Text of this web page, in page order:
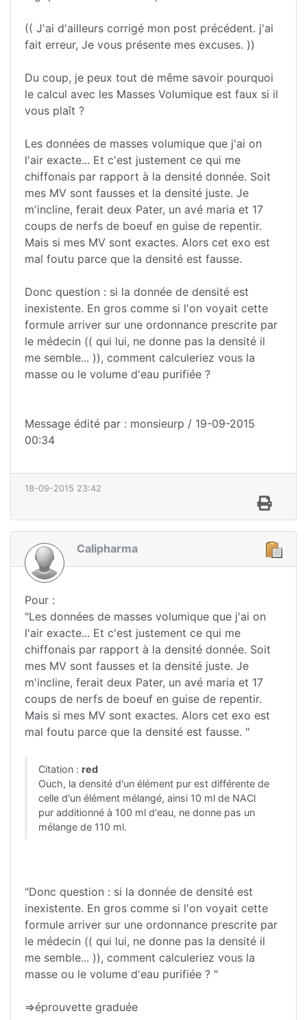
(( J'ai d'ailleurs corrigé mon post précédent. j'ai
fait erreur, Je vous présente mes excuses. ))
Du coup, je peux tout de même savoir pourquoi
le calcul avec les Masses Volumique est faux si il
vous plaît ?
Les données de masses volumique que j'ai on
l'air exacte... Et c'est justement ce qui me
chiffonais par rapport à la densité donnée. Soit
mes MV sont fausses et la densité juste. Je
m'incline, ferait deux Pater, un avé maria et 17
coups de nerfs de boeuf en guise de repentir.
Mais si mes MV sont exactes. Alors cet exo est
mal foutu parce que la densité est fausse.
Donc question : si la donnée de densité est
inexistente. En gros comme si l'on voyait cette
formule arriver sur une ordonnance prescrite par
le médecin (( qui lui, ne donne pas la densité il
me semble... )), comment calculeriez vous la
masse ou le volume d'eau purifiée ?
Message édité par : monsieurp / 19-09-2015
00:34
18-09-2015 23:42
Calipharma
Pour :
"Les données de masses volumique que j'ai on
l'air exacte... Et c'est justement ce qui me
chiffonais par rapport à la densité donnée. Soit
mes MV sont fausses et la densité juste. Je
m'incline, ferait deux Pater, un avé maria et 17
coups de nerfs de boeuf en guise de repentir.
Mais si mes MV sont exactes. Alors cet exo est
mal foutu parce que la densité est fausse. "
Citation : red
Ouch, la densité d'un élément pur est différente de
celle d'un élément mélangé, ainsi 10 ml de NACl
pur additionné à 100 ml d'eau, ne donne pas un
mélange de 110 ml.
"Donc question : si la donnée de densité est
inexistente. En gros comme si l'on voyait cette
formule arriver sur une ordonnance prescrite par
le médecin (( qui lui, ne donne pas la densité il
me semble... )), comment calculeriez vous la
masse ou le volume d'eau purifiée ? "
=>éprouvette graduée